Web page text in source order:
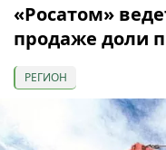
«Росатом»
продаже доли
РЕГИОН